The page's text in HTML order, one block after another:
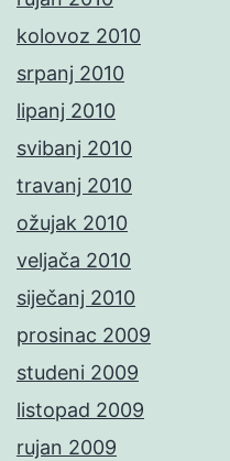
kolovoz 2010
srpanj 2010
lipanj 2010
svibanj 2010
travanj 2010
ožujak 2010
veljača 2010
siječanj 2010
prosinac 2009
studeni 2009
listopad 2009
rujan 2009